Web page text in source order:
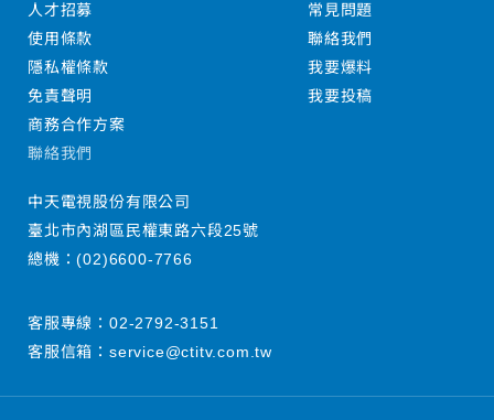
人才招募
使用條款
隱私權條款
免責聲明
商務合作方案
常見問題
聯絡我們
我要爆料
我要投稿
聯絡我們
中天電視股份有限公司
臺北市內湖區民權東路六段25號
總機：(02)6600-7766
客服專線： 02-2792-3151
客服信箱： service@ctitv.com.tw